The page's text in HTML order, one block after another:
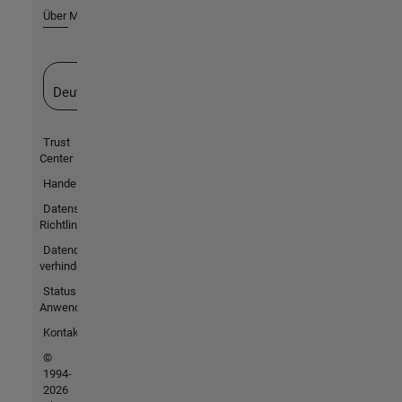
Über MathWorks
Deutschland
Trust
Center
Handelsmarken
Datenschutz-
Richtlinien
Datendiebstahl
verhindern
Status von
Anwendungen
Kontakt
©
1994-
2026